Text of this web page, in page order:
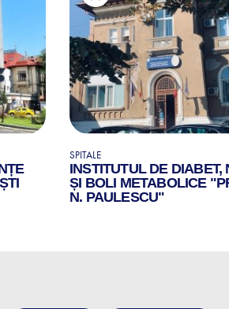
SPITALE
INSTITUTUL DE DIABET,
ȘI BOLI METABOLICE
N. PAULESCU"